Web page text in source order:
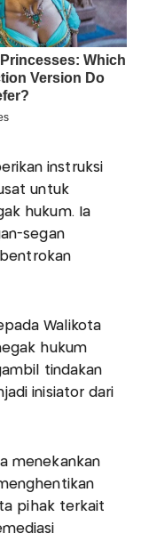
instruksi
untuk
hukum. Ia
segan
Walikota
hukum
tindakan
inisiator dari
menekankan
pihak terkait